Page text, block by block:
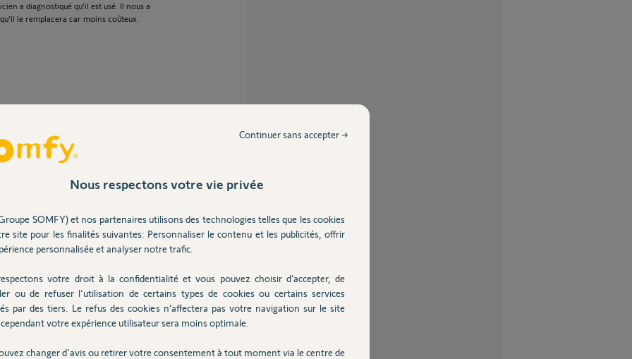
a diagnostiqué qu’il est usé. Il nous a
le remplacera car moins coûteux.
vues des étiquettes.
pour-sga...
votre moteur, ce qui sera plus économique
Nous respectons votre vie privée
SOMFY) et nos partenaires utilisons des technologies telles que les cookies
site pour les finalités suivantes: Personnaliser le contenu et les publicités, offrir
personnalisée et analyser notre trafic.
votre droit à la confidentialité et vous pouvez choisir d’accepter, de
ou de refuser l'utilisation de certains types de cookies ou certains services
par des tiers. Le refus des cookies n’affectera pas votre navigation sur le site
votre expérience utilisateur sera moins optimale.
changer d'avis ou retirer votre consentement à tout moment via le centre de
Continuer sans accepter →